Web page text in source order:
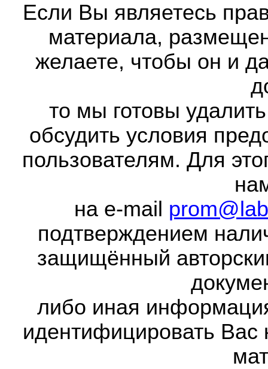
Если Вы являетесь
материала,
желаете, чтобы он и
то мы готовы
обсудить условия
пользователям. Для
на e-mail
подтверждением
защищённый
либо иная
идентифицировать Вас